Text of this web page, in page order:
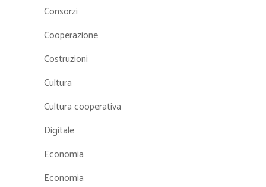
Consorzi
Cooperazione
Costruzioni
Cultura
Cultura cooperativa
Digitale
Economia
Economia